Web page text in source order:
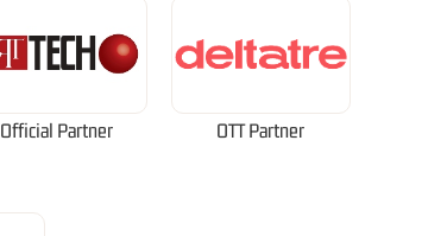
Official Partner OTT Partner